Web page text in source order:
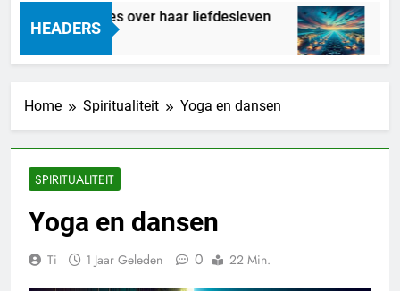
HEADERS
– alles over haar liefdesleven Droom
17 Uur
Home Spiritualiteit Yoga en dansen
SPIRITUALITEIT
Yoga en dansen
Ti 1 Jaar Geleden 0 22 Min.